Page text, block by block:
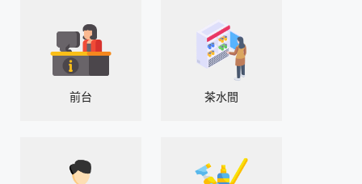
前台 茶水間